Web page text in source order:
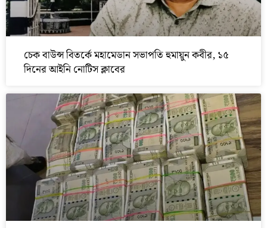
চেক বাউন্স বিতর্কে মহামেডান সভাপতি হুমায়ুন কবীর, ১৫
দিনের আইনি নোটিস ক্লাবের